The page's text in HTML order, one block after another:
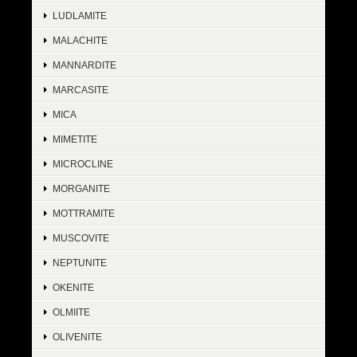
LUDLAMITE
MALACHITE
MANNARDITE
MARCASITE
MICA
MIMETITE
MICROCLINE
MORGANITE
MOTTRAMITE
MUSCOVITE
NEPTUNITE
OKENITE
OLMIITE
OLIVENITE